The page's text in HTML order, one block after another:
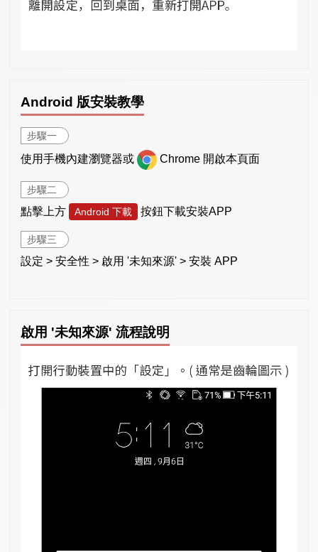
Android 版安裝教學
步驟一
使用手機內建瀏覽器或 Chrome 開啟本頁面
步驟二
點擊上方 Android 下載 按鈕下載安裝APP
步驟三
設定 > 安全性 > 啟用 '未知來源' > 安裝 APP
啟用 '未知來源' 流程說明